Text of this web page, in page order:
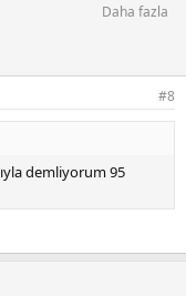
Daha fazla
#8
demliyorum 95